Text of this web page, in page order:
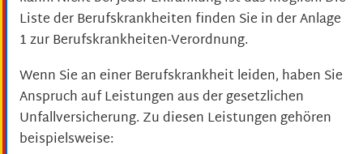
Liste der Berufskrankheiten finden Sie in der Anlage
1 zur Berufskrankheiten-Verordnung.
Wenn Sie an einer Berufskrankheit leiden, haben Sie
Anspruch auf Leistungen aus der gesetzlichen
Unfallversicherung. Zu diesen Leistungen gehören
beispielsweise: